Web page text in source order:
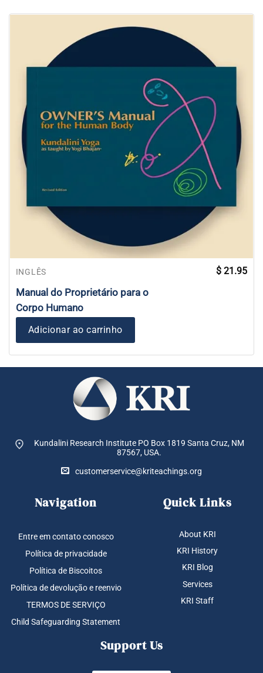
INGLÊS
Manual do Proprietário para o
Corpo Humano
$ 21.95
Adicionar ao carrinho
Kundalini Research Institute PO Box 1819 Santa Cruz, NM
87567, USA.
customerservice@kriteachings.org
Navigation
Entre em contato conosco
Política de privacidade
Política de Biscoitos
Política de devolução e reenvio
TERMOS DE SERVIÇO
Child Safeguarding Statement
Quick Links
About KRI
KRI History
KRI Blog
Services
KRI Staff
Support Us